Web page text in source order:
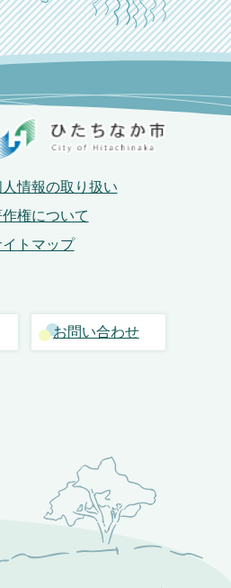
人情報の取り扱い
権について
イトマップ
お問い合わせ